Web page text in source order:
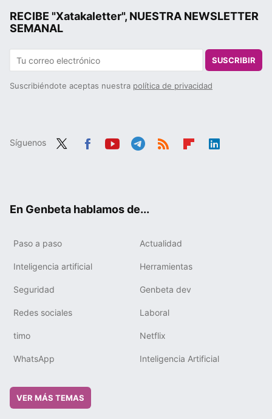
RECIBE "Xatakaletter", NUESTRA NEWSLETTER
SEMANAL
SUSCRIBIR
Suscribiéndote aceptas nuestra política de privacidad
Síguenos
En Genbeta hablamos de...
Paso a paso Actualidad
Inteligencia artificial Herramientas
Seguridad Genbeta dev
Redes sociales Laboral
timo Netflix
WhatsApp Inteligencia Artificial
VER MÁS TEMAS